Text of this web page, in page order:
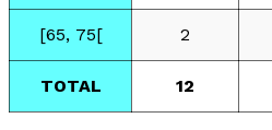
[65, 75[ 2
TOTAL 12